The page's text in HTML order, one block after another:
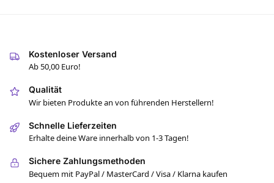
Kostenloser Versand
Ab 50,00 Euro!
Qualität
Wir bieten Produkte an von führenden Herstellern!
Schnelle Lieferzeiten
Erhalte deine Ware innerhalb von 1-3 Tagen!
Sichere Zahlungsmethoden
Bequem mit PayPal / MasterCard / Visa / Klarna kaufen